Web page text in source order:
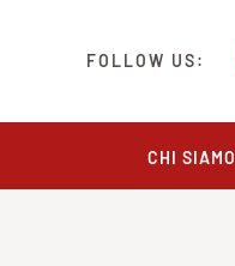
FOLLOW US:
CHI SIAMO